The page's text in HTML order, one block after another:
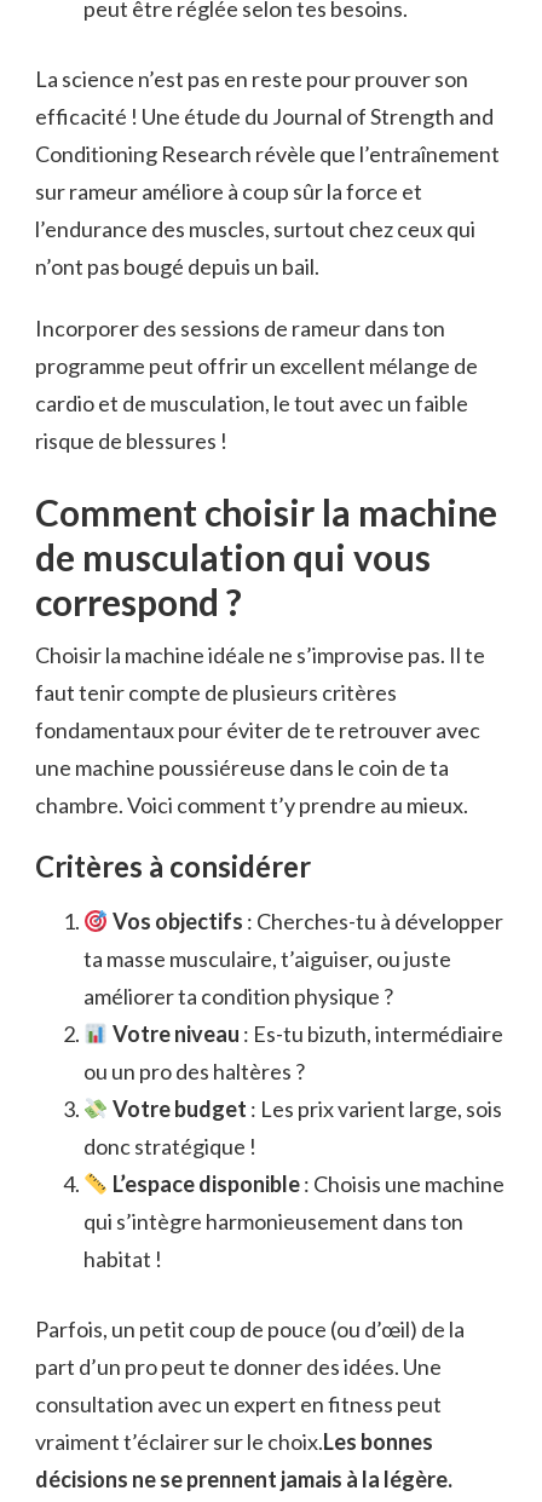
peut être réglée selon tes besoins.
La science n’est pas en reste pour prouver son
efficacité ! Une étude du Journal of Strength and
Conditioning Research révèle que l’entraînement
sur rameur améliore à coup sûr la force et
l’endurance des muscles, surtout chez ceux qui
n’ont pas bougé depuis un bail.
Incorporer des sessions de rameur dans ton
programme peut offrir un excellent mélange de
cardio et de musculation, le tout avec un faible
risque de blessures !
Comment choisir la machine
de musculation qui vous
correspond ?
Choisir la machine idéale ne s’improvise pas. Il te
faut tenir compte de plusieurs critères
fondamentaux pour éviter de te retrouver avec
une machine poussiéreuse dans le coin de ta
chambre. Voici comment t’y prendre au mieux.
Critères à considérer
Vos objectifs : Cherches-tu à développer
ta masse musculaire, t’aiguiser, ou juste
améliorer ta condition physique ?
Votre niveau : Es-tu bizuth, intermédiaire
ou un pro des haltères ?
Votre budget : Les prix varient large, sois
donc stratégique !
L’espace disponible: Choisis une machine
qui s’intègre harmonieusement dans ton
habitat !
Parfois, un petit coup de pouce (ou d’œil) de la
part d’un pro peut te donner des idées. Une
consultation avec un expert en fitness peut
vraiment t’éclairer sur le choix.Les bonnes
décisions ne se prennent jamais à la légère.